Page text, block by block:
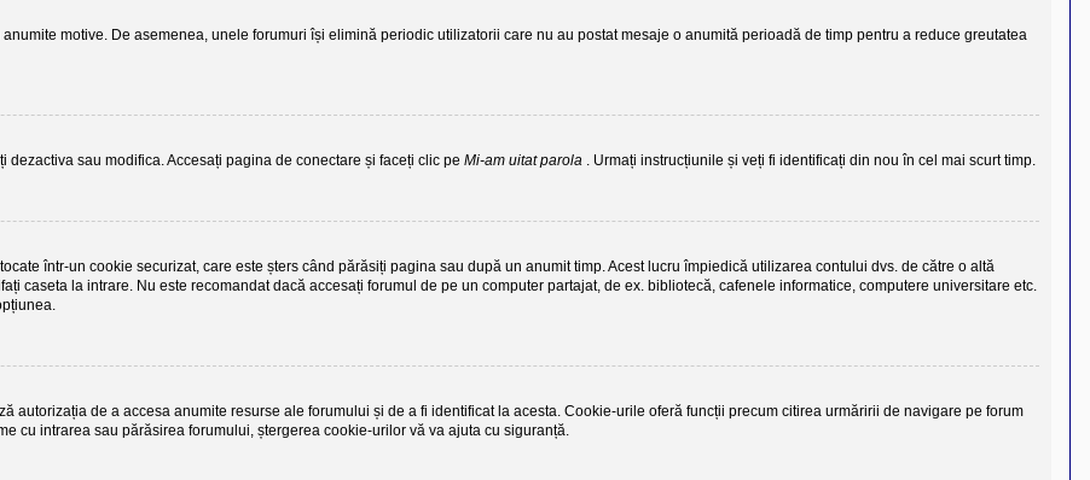
motive. De asemenea, unele forumuri își elimină periodic utilizatorii care nu au postat mesaje o anumită perioadă de timp pentru a reduce greutatea
sau modifica. Accesați pagina de conectare și faceți clic pe Mi-am uitat parola . Urmați instrucțiunile și veți fi identificați din nou în cel mai scurt timp.
într-un cookie securizat, care este șters când părăsiți pagina sau după un anumit timp. Acest lucru împiedică utilizarea contului dvs. de către o altă
caseta la intrare. Nu este recomandat dacă accesați forumul de pe un computer partajat, de ex. bibliotecă, cafenele informatice, computere universitare etc.
autorizația de a accesa anumite resurse ale forumului și de a fi identificat la acesta. Cookie-urile oferă funcții precum citirea urmăririi de navigare pe forum
cu intrarea sau părăsirea forumului, ștergerea cookie-urilor vă va ajuta cu siguranță.